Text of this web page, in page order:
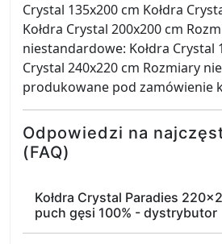
Crystal 135x200 cm Kołdra
Kołdra Crystal 200x200 cm
niestandardowe: Kołdra Crystal
Crystal 240x220 cm Rozmiary
produkowane pod zamówienie
Odpowiedzi na
(FAQ)
Kołdra Crystal Paradies
puch gęsi 100% - dystrybutor